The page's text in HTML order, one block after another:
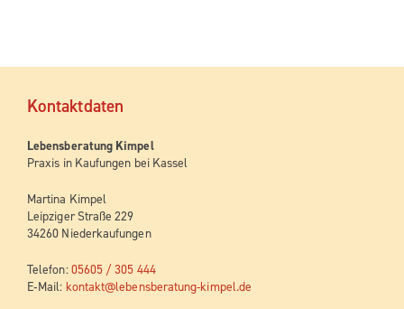
Kon­takt­da­ten
Lebens­be­ra­tung Kimpel
Pra­xis in Kau­fun­gen bei Kassel
Mar­ti­na Kimpel
Leip­zi­ger Stra­ße 229
34260 Niederkaufungen
Tele­fon:05605 / 305 444
E‑Mail: kontakt@lebensberatung-kimpel.de